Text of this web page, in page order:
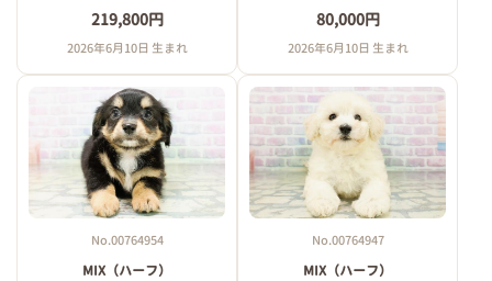
219,800円
2026年6月10日 生まれ
80,000円
2026年6月10日 生まれ
No.00764954
MIX（ハーフ）
No.00764947
MIX（ハーフ）